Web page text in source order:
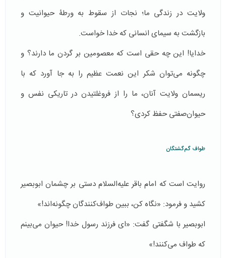
ولایت در زندگی ما؛ نجات از سقوط به ورطۀ حیوانیت و
بازگشت به سیمای انسانی که خدا خواست.
خدایا! این چه حقی است که معصومین بر گردن ما دارند؟ و
چگونه می‌توان شکر این نعمت عظیم را به جا آورد که با
ریسمان ولایت آنان، ما را از فروغلتیدن در تاریکی نفس و
حیوان‌صفتی حفظ کردی؟
طواف گم‌گشتگان
روایت است که امام باقر علیه‌السلام دستی بر چشمان ابوبصیر
کشید و فرمود: «نگاه کن، ببین طواف‌کنندگان چگونه‌اند!»
ابوبصیر با شگفتی گفت: «ای فرزند رسول خدا! حیوان می‌بینم
که طواف می‌کنند!»